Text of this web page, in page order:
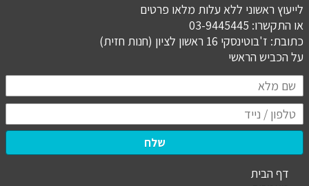
לייעוץ ראשוני ללא עלות מלאו פרטים
או התקשרו: 03-9445445
כתובת: ז'בוטינסקי 16 ראשון לציון (חנות חזית)
​​​​​​​על הכביש הראשי
שלח
דף הבית